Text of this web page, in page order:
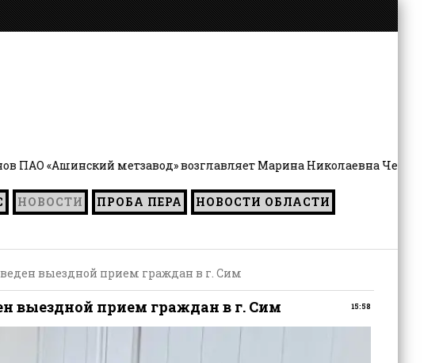
метзавод» возглавляет Марина Николаевна Чернятьева
НОВОСТИ ПРОБА ПЕРА
НОВОСТИ ОБЛАСТИ
выездной прием граждан в г. Сим
15:58
выездной прием граждан в г. Сим